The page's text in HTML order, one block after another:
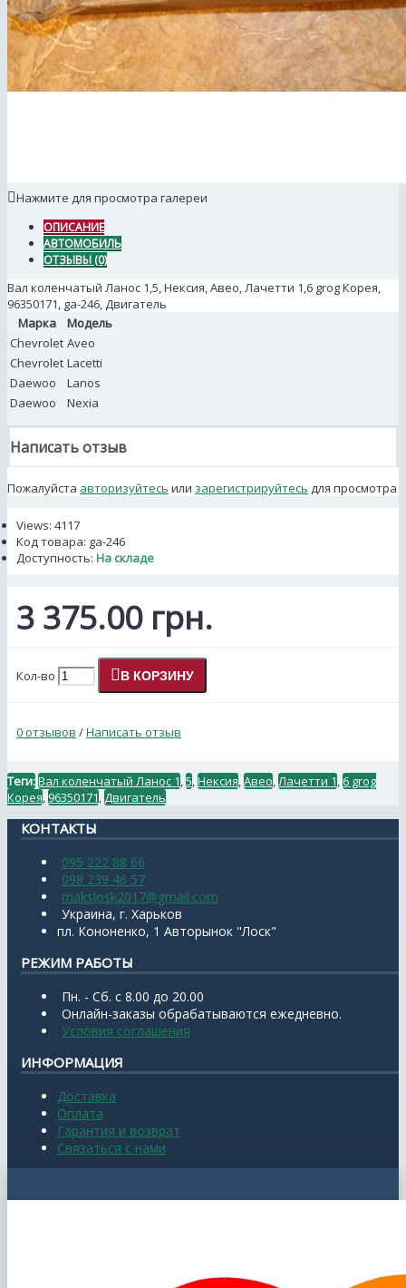
Нажмите для просмотра галереи
ОПИСАНИЕ
АВТОМОБИЛЬ
ОТЗЫВЫ (0)
Вал коленчатый Ланос 1,5, Нексия, Авео, Лачетти 1,6 grog Корея,
96350171, ga-246, Двигатель
Марка
Модель
Chevrolet Aveo
Chevrolet Lacetti
Daewoo
Lanos
Daewoo
Nexia
Написать отзыв
Пожалуйста авторизуйтесь или зарегистрируйтесь для просмотра
Views: 4117
Код товара: ga-246
Доступность: На складе
3 375.00 грн.
Кол-во В КОРЗИНУ
0 отзывов /Написать отзыв
Теги:Вал коленчатый Ланос 1 5 Нексия Авео Лачетти 1 6 grog
Корея 96350171 Двигатель
КОНТАКТЫ
095 222 88 66
098 239 46 57
makslosk2017@gmail.com
Украина, г. Харьков
пл. Кононенко, 1 Авторынок "Лоск"
РЕЖИМ РАБОТЫ
Пн. - Сб. с 8.00 до 20.00
Онлайн-заказы обрабатываются ежедневно.
Условия соглашения
ИНФОРМАЦИЯ
Доставка
Оплата
Гарантия и возврат
Связаться с нами